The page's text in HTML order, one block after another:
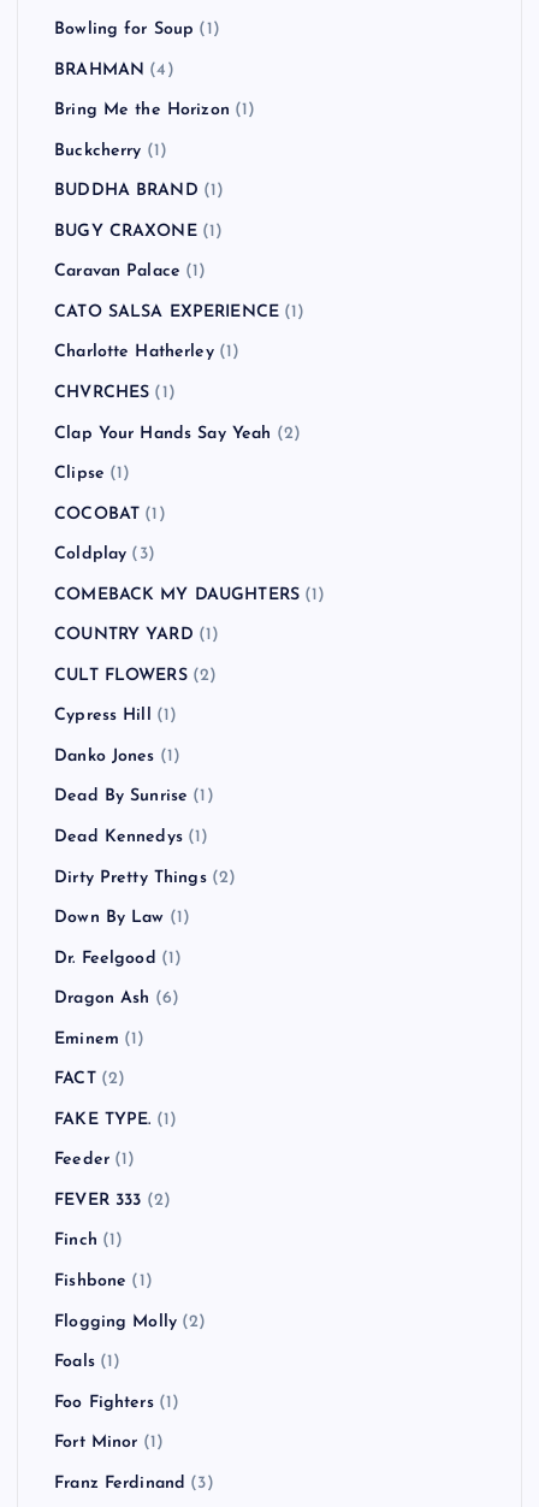
Bowling for Soup (1)
BRAHMAN (4)
Bring Me the Horizon (1)
Buckcherry (1)
BUDDHA BRAND (1)
BUGY CRAXONE(1)
Caravan Palace (1)
CATO SALSA EXPERIENCE (1)
Charlotte Hatherley(1)
CHVRCHES (1)
Clap Your Hands Say Yeah (2)
Clipse (1)
COCOBAT (1)
Coldplay (3)
COMEBACK MY DAUGHTERS (1)
COUNTRY YARD (1)
CULT FLOWERS(2)
Cypress Hill (1)
Danko Jones (1)
Dead By Sunrise (1)
Dead Kennedys(1)
Dirty Pretty Things(2)
Down By Law (1)
Dr. Feelgood (1)
Dragon Ash (6)
Eminem (1)
FACT(2)
FAKE TYPE. (1)
Feeder(1)
FEVER 333 (2)
Finch (1)
Fishbone (1)
Flogging Molly (2)
Foals(1)
Foo Fighters(1)
Fort Minor (1)
Franz Ferdinand (3)